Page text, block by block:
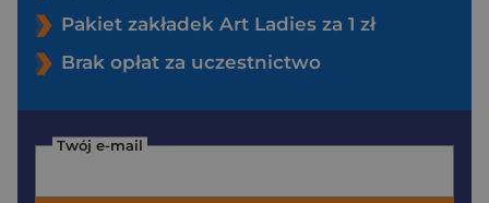
Pakiet zakładek Art Ladies za 1 zł
Brak opłat za uczestnictwo
Twój e-mail